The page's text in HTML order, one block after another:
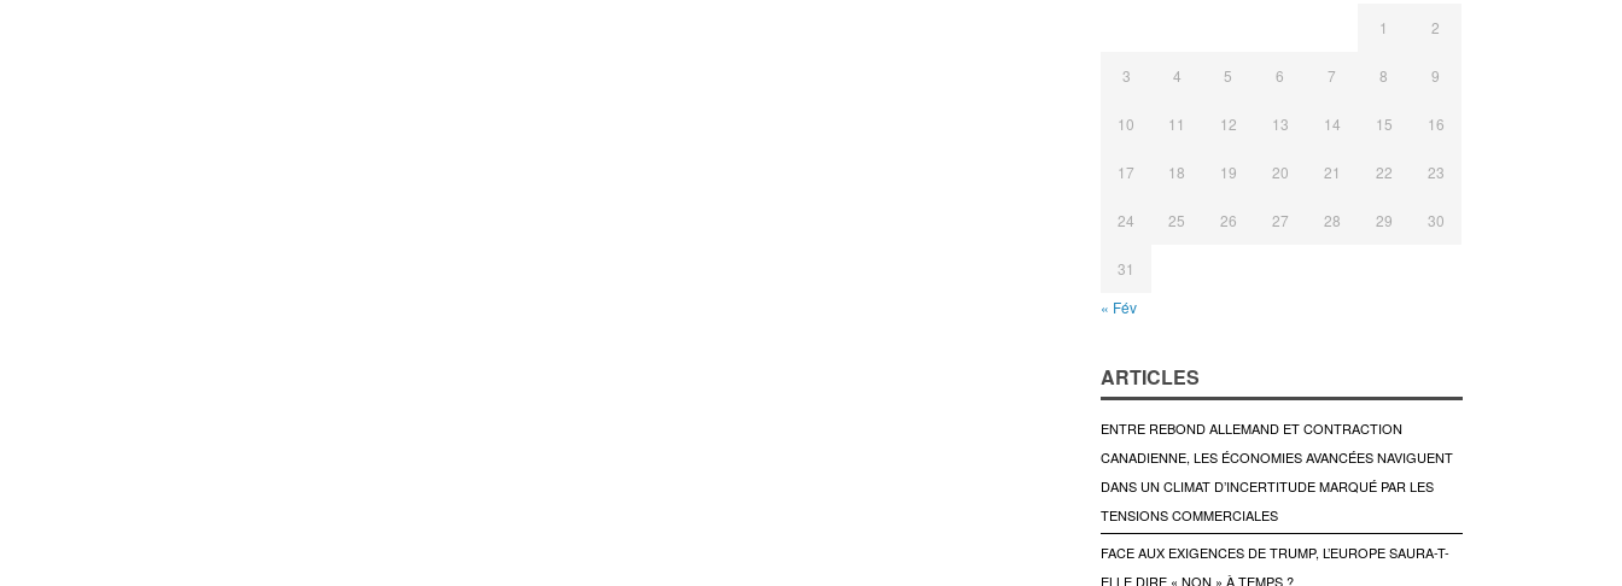
1 2
3 4 5 6 7 8 9
10 11 12 13 14 15 16
17 18 19 20 21 22 23
24 25 26 27 28 29 30
31
« Fév
ARTICLES
ENTRE REBOND ALLEMAND ET CONTRACTION
CANADIENNE, LES ÉCONOMIES AVANCÉES NAVIGUENT
DANS UN CLIMAT D’INCERTITUDE MARQUÉ PAR LES
TENSIONS COMMERCIALES
FACE AUX EXIGENCES DE TRUMP, L’EUROPE SAURA-T-
ELLE DIRE « NON » À TEMPS ?